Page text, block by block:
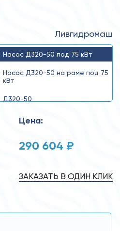
Ливгидромаш
Насос Д320-50 под 75 кВт
Насос Д320-50 на раме под 75
кВт
Д320-50
Цена:
290 604 ₽
ЗАКАЗАТЬ В ОДИН КЛИК